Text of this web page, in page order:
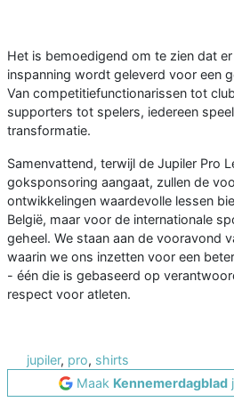
Het is bemoedigend om te zien dat
inspanning wordt geleverd voor een
Van competitiefunctionarissen tot
supporters tot spelers, iedereen
transformatie.
Samenvattend, terwijl de Jupiler Pro
goksponsoring aangaat, zullen de
ontwikkelingen waardevolle lessen
België, maar voor de internationale
geheel. We staan aan de vooravond
waarin we ons inzetten voor een
- één die is gebaseerd op
respect voor atleten.
jupiler, pro, shirts
Maak Kennemerdagblad